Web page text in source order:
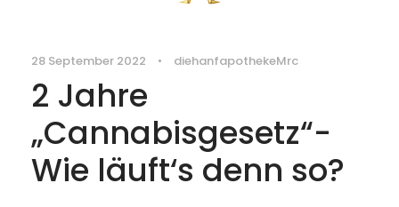
28 September 2022 • diehanfapothekeMrc
2 Jahre
„Cannabisgesetz“-
Wie läuft‘s denn so?